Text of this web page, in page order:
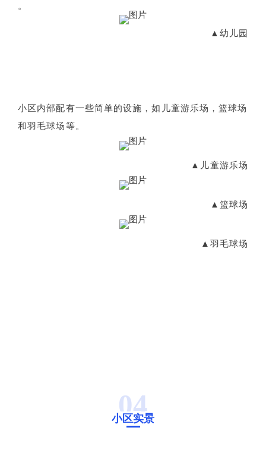
。
▲幼儿园
小区内部配有一些简单的设施，如儿童游乐场，篮球场
和羽毛球场等。
▲儿童游乐场
▲篮球场
▲羽毛球场
04
小区实景